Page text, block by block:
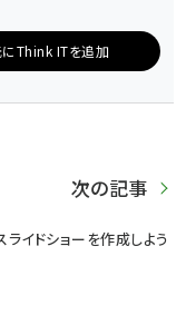
にThink ITを追加
次の記事
ライドショーを作成しよう